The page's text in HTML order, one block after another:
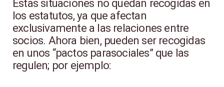
Estas situaciones no quedan recogidas en
los estatutos, ya que afectan
exclusivamente a las relaciones entre
socios. Ahora bien, pueden ser recogidas
en unos “pactos parasociales” que las
regulen; por ejemplo: